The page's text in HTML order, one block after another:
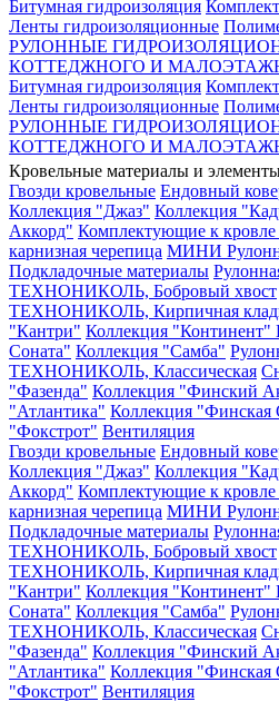
Битумная гидроизоляция
Ленты гидроизоляционные
РУЛОННЫЕ
КОТТЕДЖНОГО И
Битумная гидроизоляция
Ленты гидроизоляционные
РУЛОННЫЕ
КОТТЕДЖНОГО И
Кровельные материалы и
Гвозди кровельные Ендовный
Коллекция "Джаз" Коллекция
Аккорд" Комплектующие к кровле
карнизная черепица МИНИ
Подкладочные материалы
ТЕХНОНИКОЛЬ, Бобровый хвост
ТЕХНОНИКОЛЬ, Кирпичная
"Кантри" Коллекция "Континент"
Соната" Коллекция "Самба"
ТЕХНОНИКОЛЬ, Классическая
"Фазенда" Коллекция "Финский
"Атлантика" Коллекция "Финская
"Фокстрот" Вентиляция
Гвозди кровельные Ендовный
Коллекция "Джаз" Коллекция
Аккорд" Комплектующие к кровле
карнизная черепица МИНИ
Подкладочные материалы
ТЕХНОНИКОЛЬ, Бобровый хвост
ТЕХНОНИКОЛЬ, Кирпичная
"Кантри" Коллекция "Континент"
Соната" Коллекция "Самба"
ТЕХНОНИКОЛЬ, Классическая
"Фазенда" Коллекция "Финский
"Атлантика" Коллекция "Финская
"Фокстрот" Вентиляция